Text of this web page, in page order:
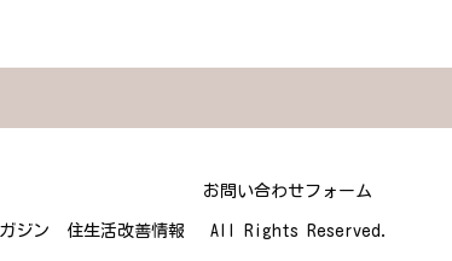
お問い合わせフォーム
ジン 住生活改善情報 All Rights Reserved.